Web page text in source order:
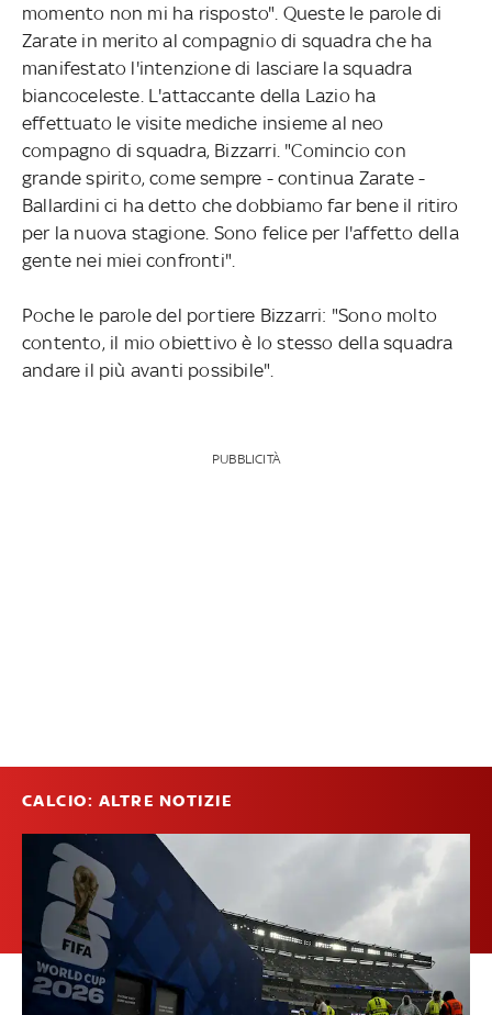
momento non mi ha risposto". Queste le parole di
Zarate in merito al compagnio di squadra che ha
manifestato l'intenzione di lasciare la squadra
biancoceleste. L'attaccante della Lazio ha
effettuato le visite mediche insieme al neo
compagno di squadra, Bizzarri. "Comincio con
grande spirito, come sempre - continua Zarate -
Ballardini ci ha detto che dobbiamo far bene il ritiro
per la nuova stagione. Sono felice per l'affetto della
gente nei miei confronti".
Poche le parole del portiere Bizzarri: "Sono molto
contento, il mio obiettivo è lo stesso della squadra
andare il più avanti possibile".
PUBBLICITÀ
CALCIO: ALTRE NOTIZIE